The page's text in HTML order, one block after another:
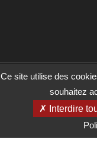
© 2023 - 2025 - UMR
Ce site utilise des
souhaitez
Interdire